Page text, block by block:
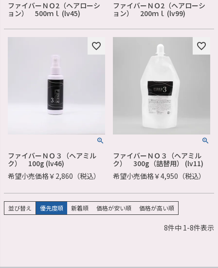
ファイバーＮＯ2（ヘアローシ
ョン） 500ｍｌ (lv45)
ファイバーＮＯ2（ヘアローシ
ョン） 200ｍｌ (lv99)
ファイバーＮＯ３（ヘアミル
ク） 100g (lv46)
希望小売価格￥2,860（税込）
ファイバーＮＯ３（ヘアミル
ク） 300g（詰替用） (lv11)
希望小売価格￥4,950（税込）
並び替え 優先度順 新着順 価格が安い順 価格が高い順
8件中 1-8件表示